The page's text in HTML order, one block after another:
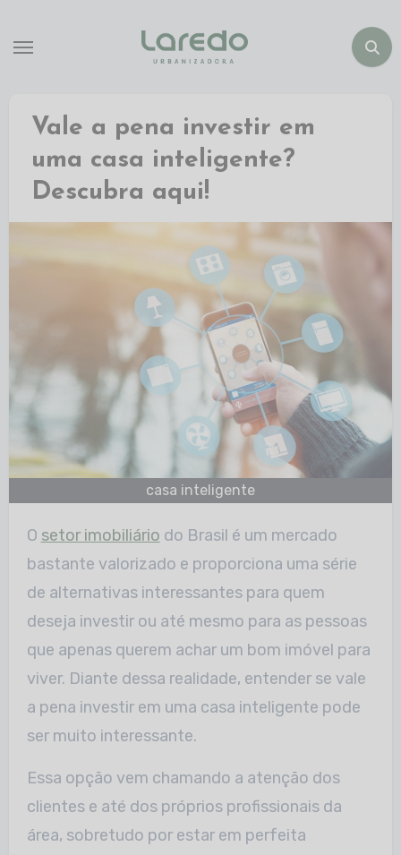
Vale a pena investir em
uma casa inteligente?
Descubra aqui!
casa inteligente
setor imobiliário do Brasil é um mercado
bastante valorizado e proporciona uma série
de alternativas interessantes para quem
deseja investir ou até mesmo para as pessoas
que apenas querem achar um bom imóvel para
viver. Diante dessa realidade, entender se vale
a pena investir em uma casa inteligente pode
ser muito interessante.
Essa opção vem chamando a atenção dos
clientes e até dos próprios profissionais da
área, sobretudo por estar em perfeita